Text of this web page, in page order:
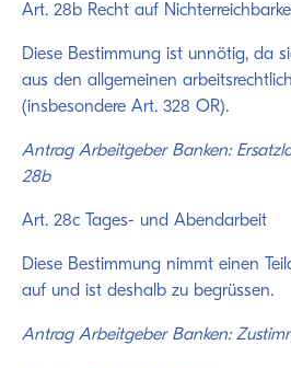
Art. 28b Recht auf
Diese Bestimmung ist unnötig, da
aus den allgemeinen
(insbesondere Art. 328 OR).
Antrag Arbeitgeber Banken:
28b
Art. 28c Tages- und Abendarbeit
Diese Bestimmung nimmt einen
auf und ist deshalb zu begrüssen.
Antrag Arbeitgeber Banken: